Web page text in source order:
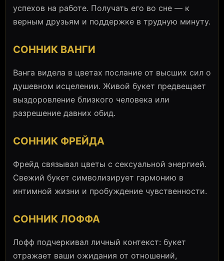
успехов на работе. Получать его во сне — к
верным друзьям и поддержке в трудную минуту.
СОННИК ВАНГИ
Ванга видела в цветах послание от высших сил о
душевном исцелении. Живой букет предвещает
выздоровление близкого человека или
разрешение давних обид.
СОННИК ФРЕЙДА
Фрейд связывал цветы с сексуальной энергией.
Свежий букет символизирует гармонию в
интимной жизни и пробуждение чувственности.
СОННИК ЛОФФА
Лофф подчеркивал личный контекст: букет
отражает ваши ожидания от отношений,